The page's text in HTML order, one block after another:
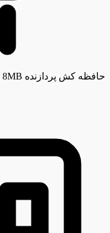
حافظه کش پردازنده 8MB